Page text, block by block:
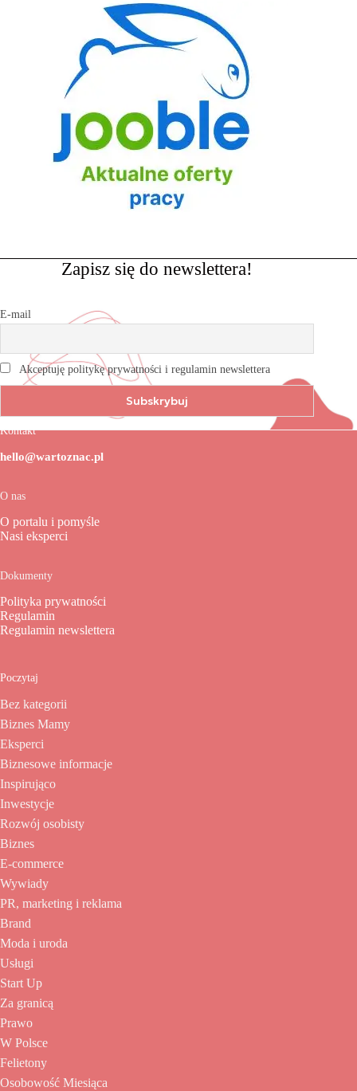
Zapisz się do newslettera!
E-mail
Akceptuję politykę prywatności i regulamin newslettera
Kontakt
hello@wartoznac.pl
O nas
O portalu i pomyśle
Nasi eksperci
Dokumenty
Polityka prywatności
Regulamin
Regulamin newslettera
Poczytaj
Bez kategorii
Biznes Mamy
Eksperci
Biznesowe informacje
Inspirująco
Inwestycje
Rozwój osobisty
Biznes
E-commerce
Wywiady
PR, marketing i reklama
Brand
Moda i uroda
Usługi
Start Up
Za granicą
Prawo
W Polsce
Felietony
Osobowość Miesiąca